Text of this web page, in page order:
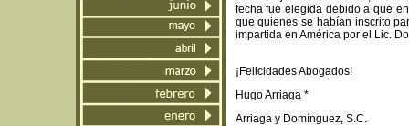
fecha fue elegida debido a que
que quienes se habían inscrito
impartida en América por el Lic.
¡Felicidades Abogados!
Hugo Arriaga *
Arriaga y Domínguez, S.C.